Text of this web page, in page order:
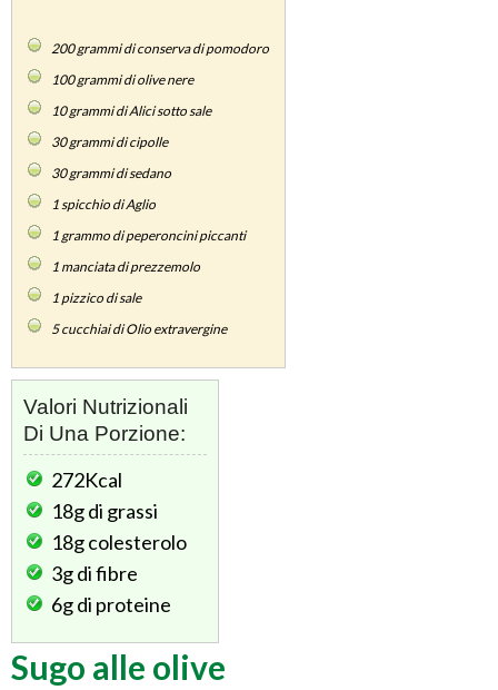
200grammi di conserva di pomodoro
100grammi di olive nere
10grammi di Alici sotto sale
30grammi di cipolle
30grammi di sedano
1spicchio di Aglio
1grammo di peperoncini piccanti
1 manciata di prezzemolo
1 pizzico di sale
5cucchiai di Olio extravergine
Valori Nutrizionali
Di Una Porzione:
272Kcal
18gdi grassi
18gcolesterolo
3gdi fibre
6gdi proteine
Sugo alle olive